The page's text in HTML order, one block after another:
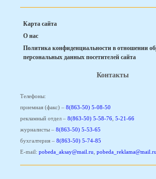
Карта сайта
О нас
Политика конфиденциальности в отношении
персональных данных посетителей сайта
Контакты
Телефоны:
приемная (факс) – 8(863-50) 5-08-50
рекламный отдел – 8(863-50) 5-58-76, 5-21-66
журналисты – 8(863-50) 5-53-65
бухгалтерия – 8(863-50) 5-74-85
E-mail: pobeda_aksay@mail.ru,